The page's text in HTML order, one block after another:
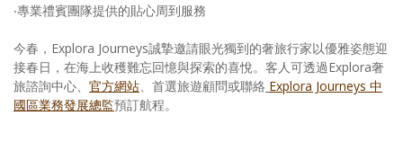
‧專業禮賓團隊提供的貼心周到服務
今春，Explora Journeys誠摯邀請眼光獨到的奢旅行家以優雅姿態迎
接春日，在海上收穫難忘回憶與探索的喜悅。客人可透過Explora奢
旅諮詢中心、 官方網站 、首選旅遊顧問或聯絡 Explora Journeys 中
國區業務發展總監預訂航程。